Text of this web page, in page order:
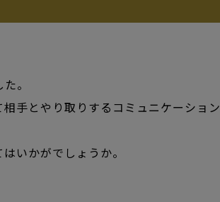
。
手とやり取りするコミュニケーショ
いかがでしょうか。